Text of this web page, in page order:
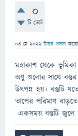
0
টি ভোট
03 মে 2022 উত্তর প্রদান
মহাকাশ থেকে
অণু গুলোর সাথে বস্তুর
উৎপন্ন হয়। বস্তুটি
তাপের পরিমাণ
একসময় বস্তুটি জ্বলে